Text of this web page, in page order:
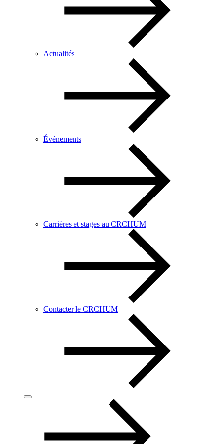
Actualités
Événements
Carrières et stages au CRCHUM
Contacter le CRCHUM